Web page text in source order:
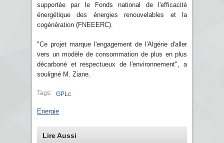
supportée par le Fonds national de l'efficacité
énergétique des énergies renouvelables et la
cogénération (FNEEERC).
"Ce projet marque l'engagement de l'Algérie d'aller
vers un modèle de consommation de plus en plus
décarboné et respectueux de l'environnement", a
souligné M. Ziane.
Tags: GPLc
Energie
Lire Aussi